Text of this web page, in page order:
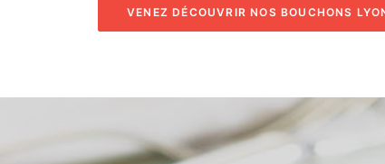
VENEZ DÉCOUVRIR NOS BOUCHONS